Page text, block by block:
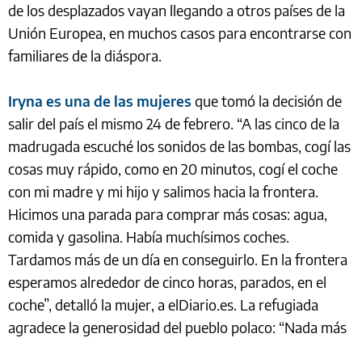
de los desplazados vayan llegando a otros países de la
Unión Europea, en muchos casos para encontrarse con
familiares de la diáspora.
Iryna es una de las mujeres que tomó la decisión de
salir del país el mismo 24 de febrero. “A las cinco de la
madrugada escuché los sonidos de las bombas, cogí las
cosas muy rápido, como en 20 minutos, cogí el coche
con mi madre y mi hijo y salimos hacia la frontera.
Hicimos una parada para comprar más cosas: agua,
comida y gasolina. Había muchísimos coches.
Tardamos más de un día en conseguirlo. En la frontera
esperamos alrededor de cinco horas, parados, en el
coche”, detalló la mujer, a elDiario.es. La refugiada
agradece la generosidad del pueblo polaco: “Nada más